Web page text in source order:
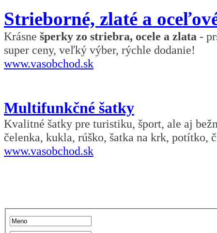
Strieborné, zlaté a
Krásne šperky zo striebra, ocele a zlata -
super ceny, veľký výber, rýchle dodanie!
www.vasobchod.sk
Multifunkčné šatky
Kvalitné šatky pre turistiku, šport, ale aj
čelenka, kukla, rúško, šatka na krk, potítko,
www.vasobchod.sk